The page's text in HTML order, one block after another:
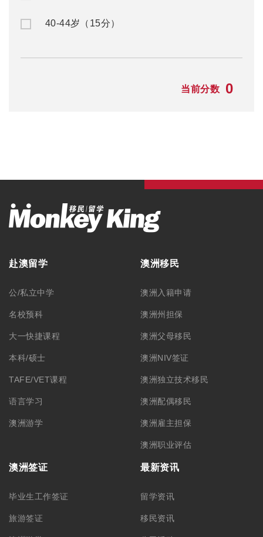
40-44岁（15分）
当前分数 0
赴澳留学
公/私立中学
名校预科
大一快捷课程
本科/硕士
TAFE/VET课程
语言学习
澳洲游学
澳洲移民
澳洲入籍申请
澳洲州担保
澳洲父母移民
澳洲NIV签证
澳洲独立技术移民
澳洲配偶移民
澳洲雇主担保
澳洲职业评估
澳洲签证
毕业生工作签证
旅游签证
最新资讯
留学资讯
移民资讯